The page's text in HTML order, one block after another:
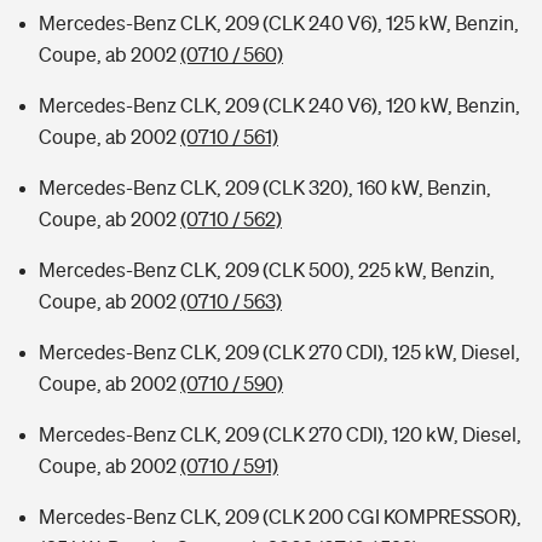
Mercedes-Benz CLK, 209 (CLK 240 V6), 125 kW, Benzin,
Coupe, ab 2002(0710 / 560)
Mercedes-Benz CLK, 209 (CLK 240 V6), 120 kW, Benzin,
Coupe, ab 2002(0710 / 561)
Mercedes-Benz CLK, 209 (CLK 320), 160 kW, Benzin,
Coupe, ab 2002(0710 / 562)
Mercedes-Benz CLK, 209 (CLK 500), 225 kW, Benzin,
Coupe, ab 2002(0710 / 563)
Mercedes-Benz CLK, 209 (CLK 270 CDI), 125 kW, Diesel,
Coupe, ab 2002(0710 / 590)
Mercedes-Benz CLK, 209 (CLK 270 CDI), 120 kW, Diesel,
Coupe, ab 2002(0710 / 591)
Mercedes-Benz CLK, 209 (CLK 200 CGI KOMPRESSOR),